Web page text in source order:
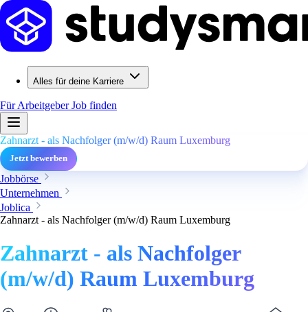
Alles für deine Karriere
Für ArbeitgeberJob finden
Zahnarzt - als Nachfolger (m/w/d) Raum Luxemburg
Jetzt bewerben
Jobbörse
Unternehmen
Joblica
Zahnarzt - als Nachfolger (m/w/d) Raum Luxemburg
Zahnarzt - als Nachfolger
(m/w/d) Raum Luxemburg